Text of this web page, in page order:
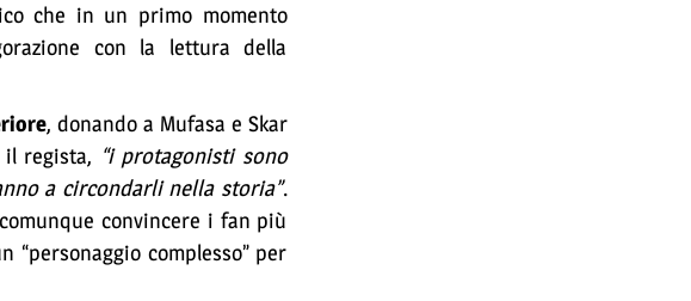
che in un primo momento
con la lettura della
, donando a Mufasa e Skar
il regista, “i protagonisti sono
a circondarli nella storia”.
convincere i fan più
complesso” per